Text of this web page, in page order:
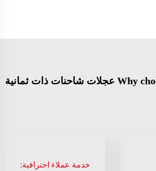
Why choose YAOLILAI عجلات شاحنات ذات ثمانية
خدمة عملاء احترافية: